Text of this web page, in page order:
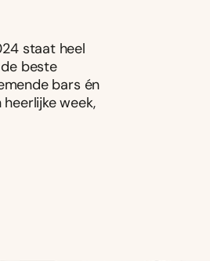
staat heel
beste
bars én
week,